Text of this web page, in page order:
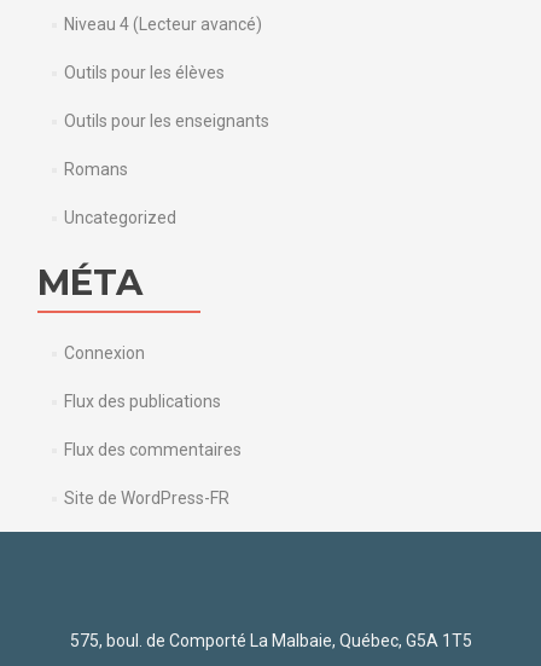
Niveau 4 (Lecteur avancé)
Outils pour les élèves
Outils pour les enseignants
Romans
Uncategorized
MÉTA
Connexion
Flux des publications
Flux des commentaires
Site de WordPress-FR
575, boul. de Comporté La Malbaie, Québec, G5A 1T5